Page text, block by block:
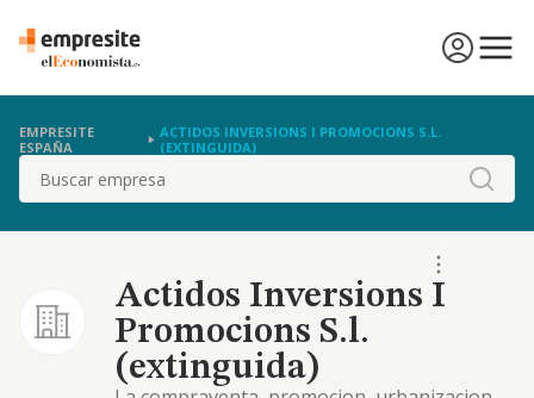
EMPRESITE
ESPAÑA
ACTIDOS INVERSIONS I PROMOCIONS S.L.
(EXTINGUIDA)
Buscar
Actidos Inversions I
Promocions S.l.
(extinguida)